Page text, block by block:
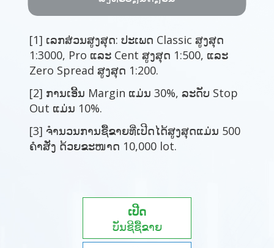
[1] ເລກສ່ວນສູງສຸດ: ປະເພດ Classic ສູງສຸດ
1:3000, Pro ແລະ Cent ສູງສຸດ 1:500, ແລະ
Zero Spread ສູງສຸດ 1:200.
[2] ການເອີ້ນ Margin ແມ່ນ 30%, ລະດັບ Stop
Out ແມ່ນ 10%.
[3] ຈຳນວນການຊື້ຂາຍທີ່ເປີດໄດ້ສູງສຸດແມ່ນ 500
ຄຳສັ່ງ ດ້ວຍຂະໜາດ 10,000 lot.
ເປີດ
ບັນຊີຊື້ຂາຍ